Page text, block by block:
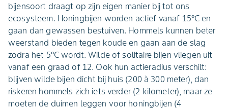
bijensoort draagt op zijn eigen manier bij tot ons
ecosysteem. Honingbijen worden actief vanaf 15°C en
gaan dan gewassen bestuiven. Hommels kunnen beter
weerstand bieden tegen koude en gaan aan de slag
zodra het 5°C wordt. Wilde of solitaire bijen vliegen uit
vanaf een graad of 12. Ook hun actieradius verschilt:
blijven wilde bijen dicht bij huis (200 à 300 meter), dan
riskeren hommels zich iets verder (2 kilometer), maar ze
moeten de duimen leggen voor honingbijen (4